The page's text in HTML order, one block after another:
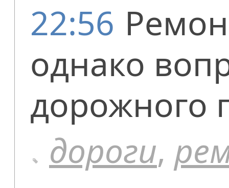
22:56
однако
дорожного
дороги,